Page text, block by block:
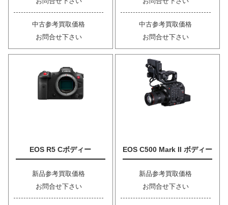
中古参考買取価格
お問合せ下さい
中古参考買取価格
お問合せ下さい
EOS R5 Cボディー
新品参考買取価格
お問合せ下さい
EOS C500 Mark II ボディー
新品参考買取価格
お問合せ下さい